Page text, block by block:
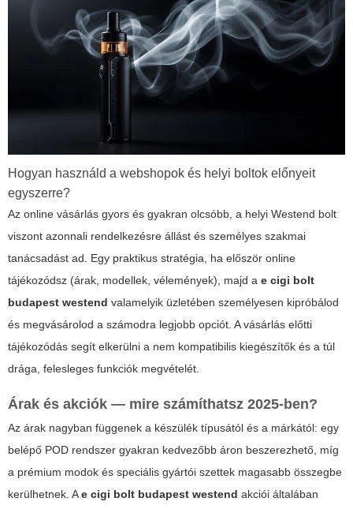
Hogyan használd a webshopok és helyi boltok előnyeit
egyszerre?
Az online vásárlás gyors és gyakran olcsóbb, a helyi Westend bolt
viszont azonnali rendelkezésre állást és személyes szakmai
tanácsadást ad. Egy praktikus stratégia, ha először online
tájékozódsz (árak, modellek, vélemények), majd a e cigi bolt
budapest westend valamelyik üzletében személyesen kipróbálod
és megvásárolod a számodra legjobb opciót. A vásárlás előtti
tájékozódás segít elkerülni a nem kompatibilis kiegészítők és a túl
drága, felesleges funkciók megvételét.
Árak és akciók — mire számíthatsz 2025-ben?
Az árak nagyban függenek a készülék típusától és a márkától: egy
belépő POD rendszer gyakran kedvezőbb áron beszerezhető, míg
a prémium modok és speciális gyártói szettek magasabb összegbe
kerülhetnek. Ae cigi bolt budapest westend akciói általában